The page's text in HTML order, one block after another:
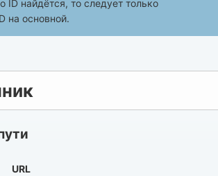
ID найдётся, то следует только
на основной.
URL